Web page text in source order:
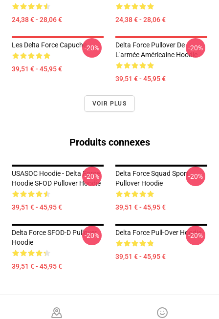
24,38 € - 28,06 € 24,38 € - 28,06 €
Les Delta Force Capuche
39,51 € - 45,95 €
-20%
Delta Force Pullover De
L'armée Américaine Hoodie
39,51 € - 45,95 €
-20%
VOIR PLUS
Produits connexes
USASOC Hoodie - Delta Force
Hoodie SFOD Pullover Hoodie
39,51 € - 45,95 €
-20%
Delta Force Squad Sport
Pullover Hoodie
39,51 € - 45,95 €
-20%
Delta Force SFOD-D Pullover
Hoodie
39,51 € - 45,95 €
-20% Delta Force Pull-Over Hoodie
39,51 € - 45,95 €
-20%